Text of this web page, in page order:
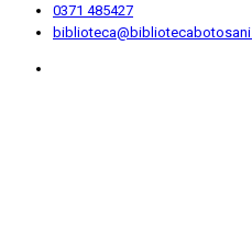
0371 485427